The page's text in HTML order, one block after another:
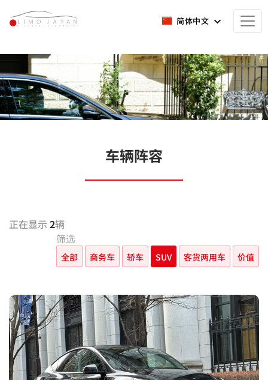
简体中文
车辆阵容
正在显示 2辆
筛选
全部 商务车 轿车 SUV 客货两用车 价值